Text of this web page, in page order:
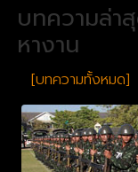
บทความล่า
หางาน
[บทความทั้งหมด]